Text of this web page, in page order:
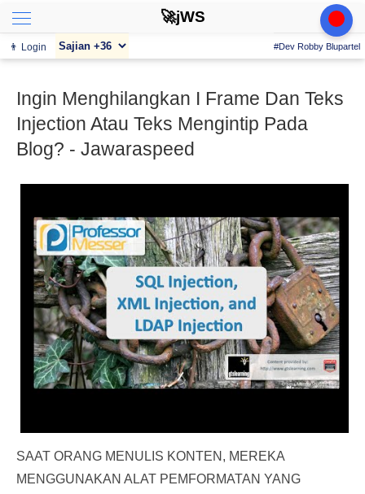
🚀jWS
👨 Login #Dev Robby Blupartel
Ingin Menghilangkan I Frame Dan Teks
Injection Atau Teks Mengintip Pada
Blog? - Jawaraspeed
SAAT ORANG MENULIS KONTEN, MEREKA
MENGGUNAKAN ALAT PEMFORMATAN YANG